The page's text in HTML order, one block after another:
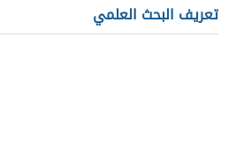
تعريف البحث العلمي